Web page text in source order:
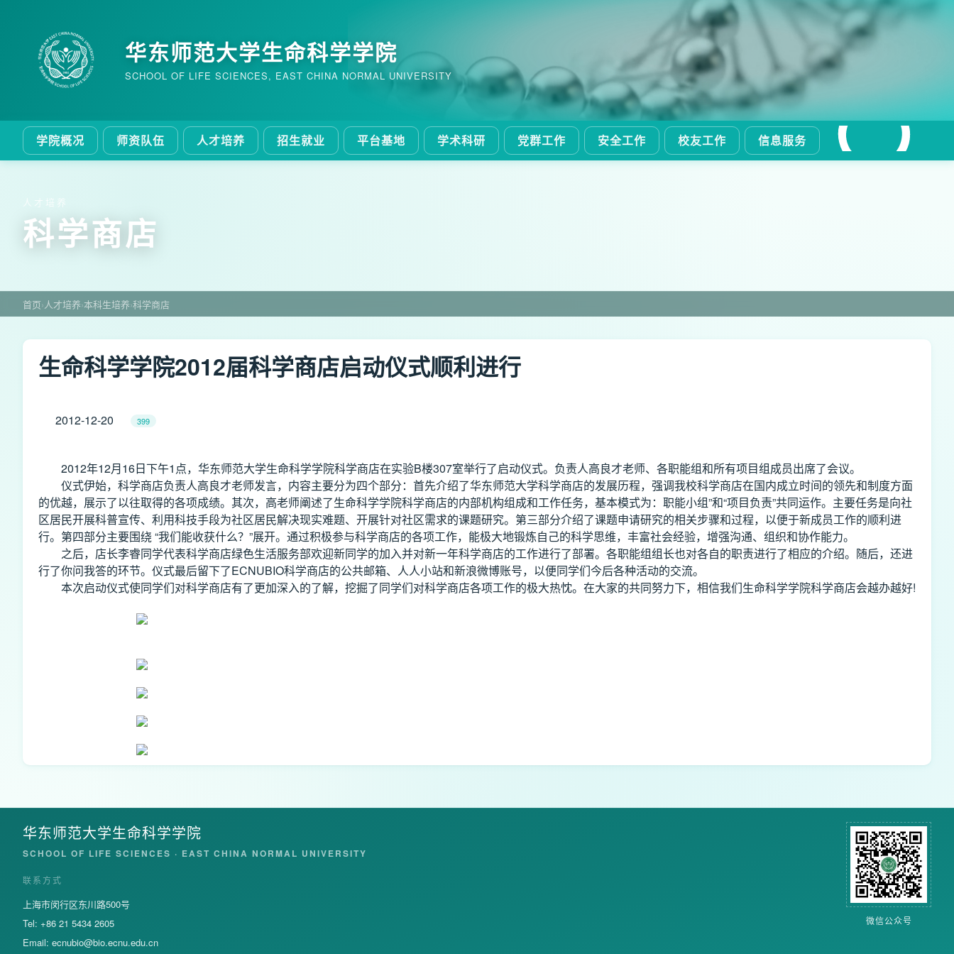
华东师范大学生命科学学院
SCHOOL OF LIFE SCIENCES, EAST CHINA NORMAL UNIVERSITY
学院概况 师资队伍 人才培养 招生就业 平台基地 学术科研 党群工作 安全工作 校友工作 信息服务
人才培养
科学商店
首页›人才培养›本科生培养›科学商店
生命科学学院2012届科学商店启动仪式顺利进行
2012-12-20 399
2012年12月16日下午1点，华东师范大学生命科学学院科学商店在实验B楼307室举行了启动仪式。负责人高良才老师、各职能组和所有项目组成员出席了会议。
仪式伊始，科学商店负责人高良才老师发言，内容主要分为四个部分：首先介绍了华东师范大学科学商店的发展历程，强调我校科学商店在国内成立时间的领先和制度方面
的优越，展示了以往取得的各项成绩。其次，高老师阐述了生命科学学院科学商店的内部机构组成和工作任务，基本模式为：职能小组”和“项目负责”共同运作。主要任务是向社
区居民开展科普宣传、利用科技手段为社区居民解决现实难题、开展针对社区需求的课题研究。第三部分介绍了课题申请研究的相关步骤和过程，以便于新成员工作的顺利进
行。第四部分主要围绕 “我们能收获什么？”展开。通过积极参与科学商店的各项工作，能极大地锻炼自己的科学思维，丰富社会经验，增强沟通、组织和协作能力。
之后，店长李睿同学代表科学商店绿色生活服务部欢迎新同学的加入并对新一年科学商店的工作进行了部署。各职能组组长也对各自的职责进行了相应的介绍。随后，还进
行了你问我答的环节。仪式最后留下了ECNUBIO科学商店的公共邮箱、人人小站和新浪微博账号，以便同学们今后各种活动的交流。
本次启动仪式使同学们对科学商店有了更加深入的了解，挖掘了同学们对科学商店各项工作的极大热忱。在大家的共同努力下，相信我们生命科学学院科学商店会越办越好!
华东师范大学生命科学学院
SCHOOL OF LIFE SCIENCES · EAST CHINA NORMAL UNIVERSITY
联系方式
上海市闵行区东川路500号
Tel: +86 21 5434 2605
Email: ecnubio@bio.ecnu.edu.cn
微信公众号